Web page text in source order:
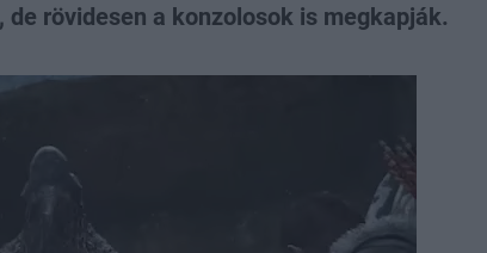
rövidesen a konzolosok is megkapják.